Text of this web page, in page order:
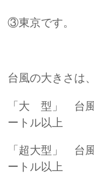
③東京です。
台風の大きさは、
「大 型」 台風
ートル以上
「超大型」 台
ートル以上